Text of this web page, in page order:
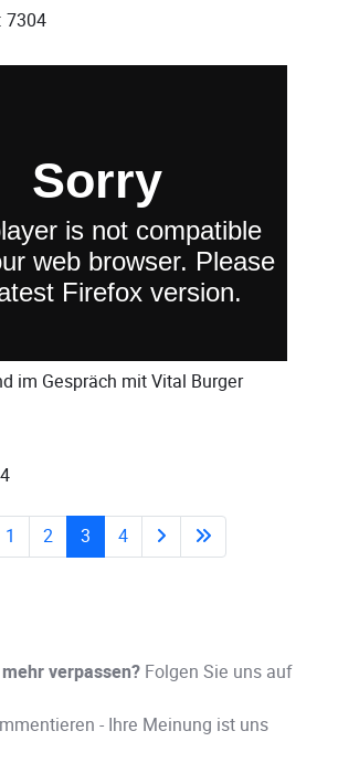
7304
im Gespräch mitVital Burger
1 2 3 4
verpassen? Folgen Sie uns auf
- Ihre Meinung ist uns